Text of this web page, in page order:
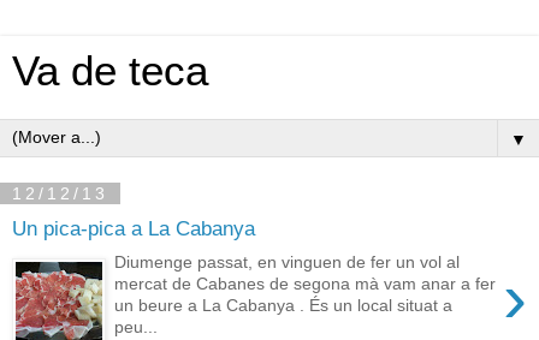
Va de teca
▼
12/12/13
Un pica-pica a La Cabanya
›
Diumenge passat, en vinguen de fer un vol al
mercat de Cabanes de segona mà vam anar a fer
un beure a La Cabanya . És un local situat a
peu...